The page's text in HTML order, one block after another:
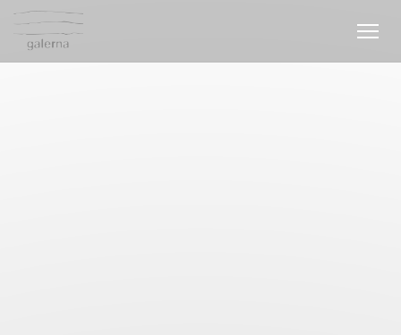
Painel de Gerenciamento de Cookies